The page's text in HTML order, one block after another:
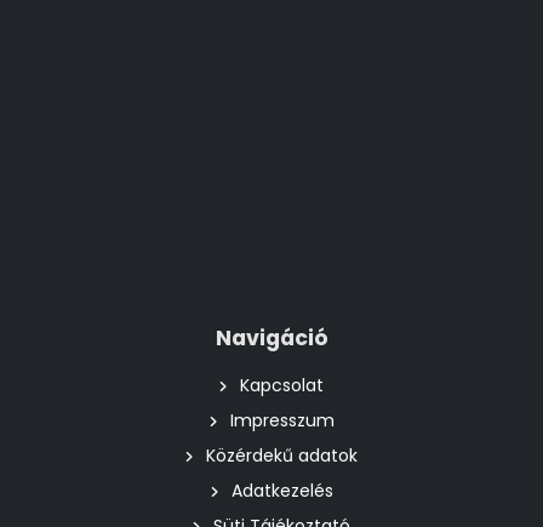
Navigáció
Kapcsolat
Impresszum
Közérdekű adatok
Adatkezelés